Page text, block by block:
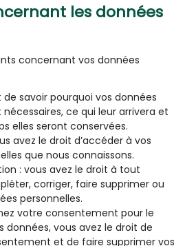
les données
concernant vos données
de savoir pourquoi vos données
ce qui leur arrivera et
elles seront conservées.
avez le droit d’accéder à vos
que nous connaissons.
: vous avez le droit à tout
corriger, faire supprimer ou
personnelles.
votre consentement pour le
vous avez le droit de
et de faire supprimer vos